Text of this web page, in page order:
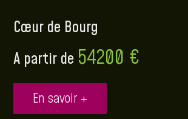
Cœur de Bourg
A partir de 54200 €
En savoir +